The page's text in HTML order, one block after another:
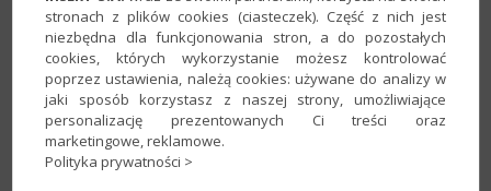
InsERT GT – Jak wysłać plik JPK_V7M/K przy
pomocy podpisu kwalifikowanego?
Program:InsERT GT, Rachmistrz GT, Rewizor GT
Kategoria:Deklaracje skarbowe i JPK
stronach z plików cookies (ciasteczek). Część z nich jest
niezbędna dla funkcjonowania stron, a do pozostałych
cookies, których wykorzystanie możesz kontrolować
poprzez ustawienia, należą cookies: używane do analizy w
jaki sposób korzystasz z naszej strony, umożliwiające
personalizację prezentowanych Ci treści oraz
marketingowe, reklamowe.
Polityka prywatności >